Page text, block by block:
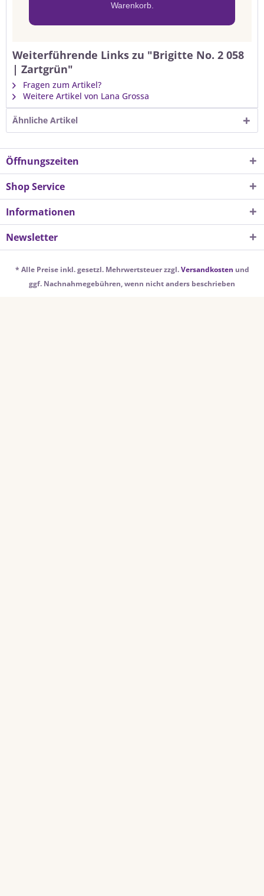
Warenkorb.
Weiterführende Links zu "Brigitte No. 2 058
| Zartgrün"
Fragen zum Artikel?
Weitere Artikel von Lana Grossa
Ähnliche Artikel
Öffnungszeiten
Shop Service
Informationen
Newsletter
* Alle Preise inkl. gesetzl. Mehrwertsteuer zzgl.Versandkosten und
ggf. Nachnahmegebühren, wenn nicht anders beschrieben